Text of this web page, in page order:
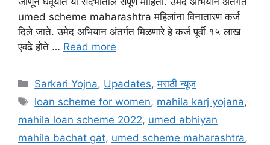
umed scheme maharashtra महिलांना विनातारण कर्ज
दिले जाते. उमेद अभियान अंतर्गत मिळणारे हे कर्ज पूर्वी १५ लाख
एवढे होते … Read more
Categories
Sarkari Yojna, Upadates,मराठी न्यूज
Tags
loan scheme for women, mahila karj yojana,
mahila loan scheme 2022, umed abhiyan
mahila bachat gat, umed scheme maharashtra,